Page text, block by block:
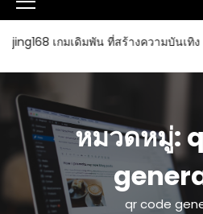
M
e
n
u
I
c
o
n
น ที่สร้างความบันเทิง ดีที่สุด ลอตเต
หมวดหมู่:
qr code